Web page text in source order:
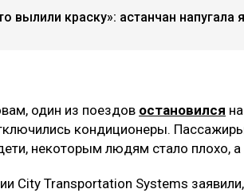
вылили краску»: астанчан напугала
один из поездов остановился
кондиционеры.
некоторым людям стало плохо,
City Transportation Systems